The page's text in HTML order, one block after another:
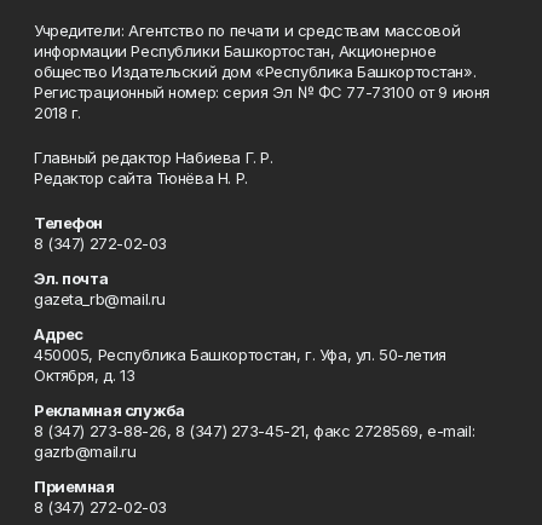
Учредители: Агентство по печати и средствам массовой
информации Республики Башкортостан, Акционерное
общество Издательский дом «Республика Башкортостан».
Регистрационный номер: серия Эл № ФС 77-73100 от 9 июня
2018 г.
Главный редактор Набиева Г. Р.
Редактор сайта Тюнёва Н. Р.
Телефон
8 (347) 272-02-03
Эл. почта
gazeta_rb@mail.ru
Адрес
450005, Республика Башкортостан, г. Уфа, ул. 50-летия
Октября, д. 13
Рекламная служба
8 (347) 273-88-26, 8 (347) 273-45-21, факс 2728569, e-mail:
gazrb@mail.ru
Приемная
8 (347) 272-02-03